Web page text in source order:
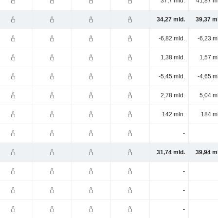
34,27 mld. 39,37
-6,82 mld. -6,23
1,38 mld. 1,57
-5,45 mld. -4,65
2,78 mld. 5,04
142 mln. 184
-
31,74 mld. 39,94
-
-
-